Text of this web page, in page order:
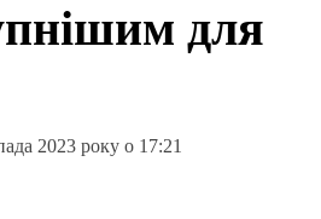
для
2023 року о 17:21